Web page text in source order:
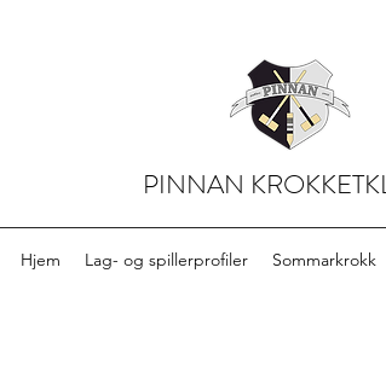
PINNAN
Hjem Lag- og spillerprofiler Sommarkrokk